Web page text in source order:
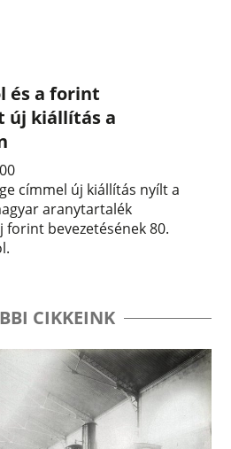
és a forint
új kiállítás a
címmel új kiállítás nyílt a
aranytartalék
forint bevezetésének 80.
CIKKEINK